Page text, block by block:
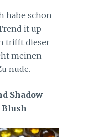
habe schon
it up
trifft dieser
meinen
nude.
Shadow
Blush